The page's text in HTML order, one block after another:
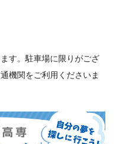
す。駐車場に限りがござ
機関をご利用くださいま